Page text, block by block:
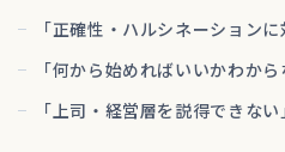
「正確性・ハルシネーション
「何から始めればいいかわか
「上司・経営層を説得できな